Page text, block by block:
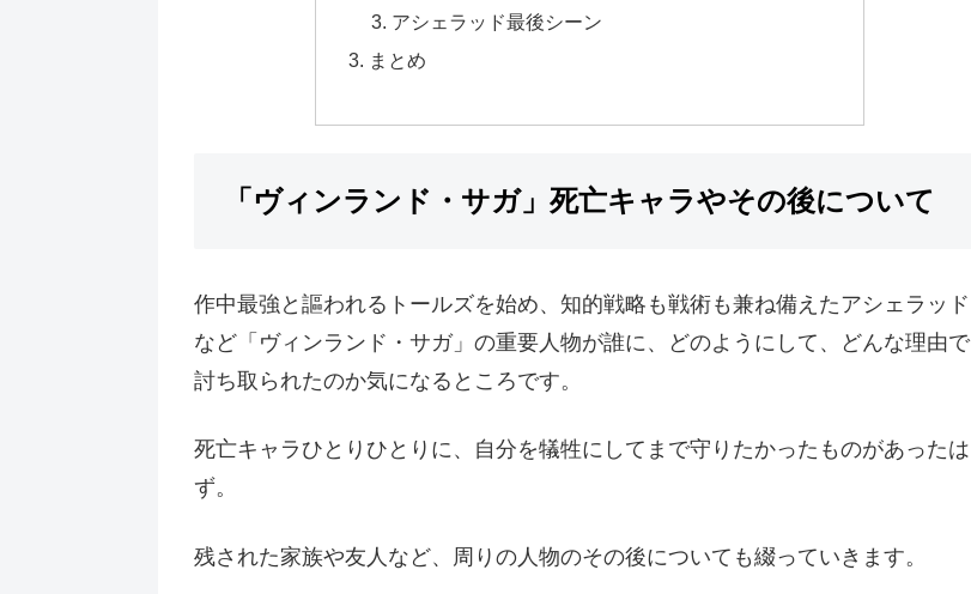
アシェラッド最後シーン
まとめ
「ヴィンランド・サガ」死亡キャラやその後について
作中最強と謳われるトールズを始め、知的戦略も戦術も兼ね備えたアシェラッド
など「ヴィンランド・サガ」の重要人物が誰に、どのようにして、どんな理由で
討ち取られたのか気になるところです。
死亡キャラひとりひとりに、自分を犠牲にしてまで守りたかったものがあったは
ず。
残された家族や友人など、周りの人物のその後についても綴っていきます。